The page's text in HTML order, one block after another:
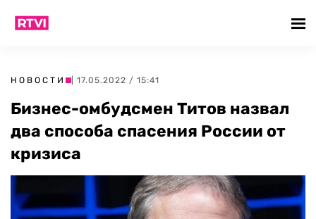
НОВОСТИ | 17.05.2022 / 15:41
Бизнес-омбудсмен Титов назвал
два способа спасения России от
кризиса